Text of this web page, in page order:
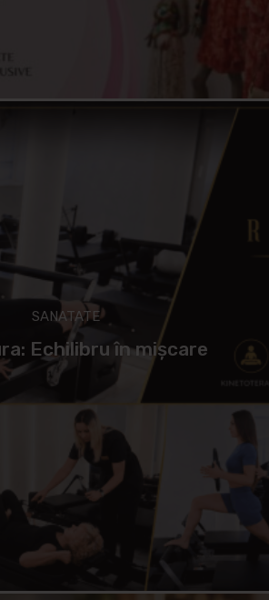
SANATATE
Echilibru în mișcare